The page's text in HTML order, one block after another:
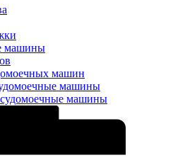
машины
машин
машины
машины